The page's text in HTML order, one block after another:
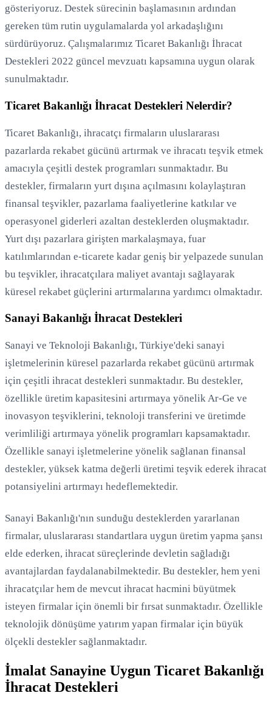
gösteriyoruz. Destek sürecinin başlamasının ardından
gereken tüm rutin uygulamalarda yol arkadaşlığını
sürdürüyoruz. Çalışmalarımız Ticaret Bakanlığı İhracat
Destekleri 2022 güncel mevzuatı kapsamına uygun olarak
sunulmaktadır.
Ticaret Bakanlığı İhracat Destekleri Nelerdir?
Ticaret Bakanlığı, ihracatçı firmaların uluslararası
pazarlarda rekabet gücünü artırmak ve ihracatı teşvik etmek
amacıyla çeşitli destek programları sunmaktadır. Bu
destekler, firmaların yurt dışına açılmasını kolaylaştıran
finansal teşvikler, pazarlama faaliyetlerine katkılar ve
operasyonel giderleri azaltan desteklerden oluşmaktadır.
Yurt dışı pazarlara girişten markalaşmaya, fuar
katılımlarından e-ticarete kadar geniş bir yelpazede sunulan
bu teşvikler, ihracatçılara maliyet avantajı sağlayarak
küresel rekabet güçlerini artırmalarına yardımcı olmaktadır.
Sanayi Bakanlığı İhracat Destekleri
Sanayi ve Teknoloji Bakanlığı, Türkiye'deki sanayi
işletmelerinin küresel pazarlarda rekabet gücünü artırmak
için çeşitli ihracat destekleri sunmaktadır. Bu destekler,
özellikle üretim kapasitesini artırmaya yönelik Ar-Ge ve
inovasyon teşviklerini, teknoloji transferini ve üretimde
verimliliği artırmaya yönelik programları kapsamaktadır.
Özellikle sanayi işletmelerine yönelik sağlanan finansal
destekler, yüksek katma değerli üretimi teşvik ederek ihracat
potansiyelini artırmayı hedeflemektedir.
Sanayi Bakanlığı'nın sunduğu desteklerden yararlanan
firmalar, uluslararası standartlara uygun üretim yapma şansı
elde ederken, ihracat süreçlerinde devletin sağladığı
avantajlardan faydalanabilmektedir. Bu destekler, hem yeni
ihracatçılar hem de mevcut ihracat hacmini büyütmek
isteyen firmalar için önemli bir fırsat sunmaktadır. Özellikle
teknolojik dönüşüme yatırım yapan firmalar için büyük
ölçekli destekler sağlanmaktadır.
İmalat Sanayine Uygun Ticaret Bakanlığı
İhracat Destekleri